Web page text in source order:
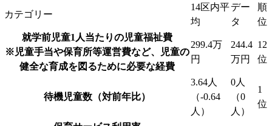
カテゴリー
14区内平
均
デー
タ
順
位
就学前児童1人当たりの児童福祉費
※児童手当や保育所等運営費など、児童の
健全な育成を図るために必要な経費
299.4万
円
244.4
万円
12
位
待機児童数（対前年比）
3.64人
（-0.64
人）
0人
（0
人）
1
位